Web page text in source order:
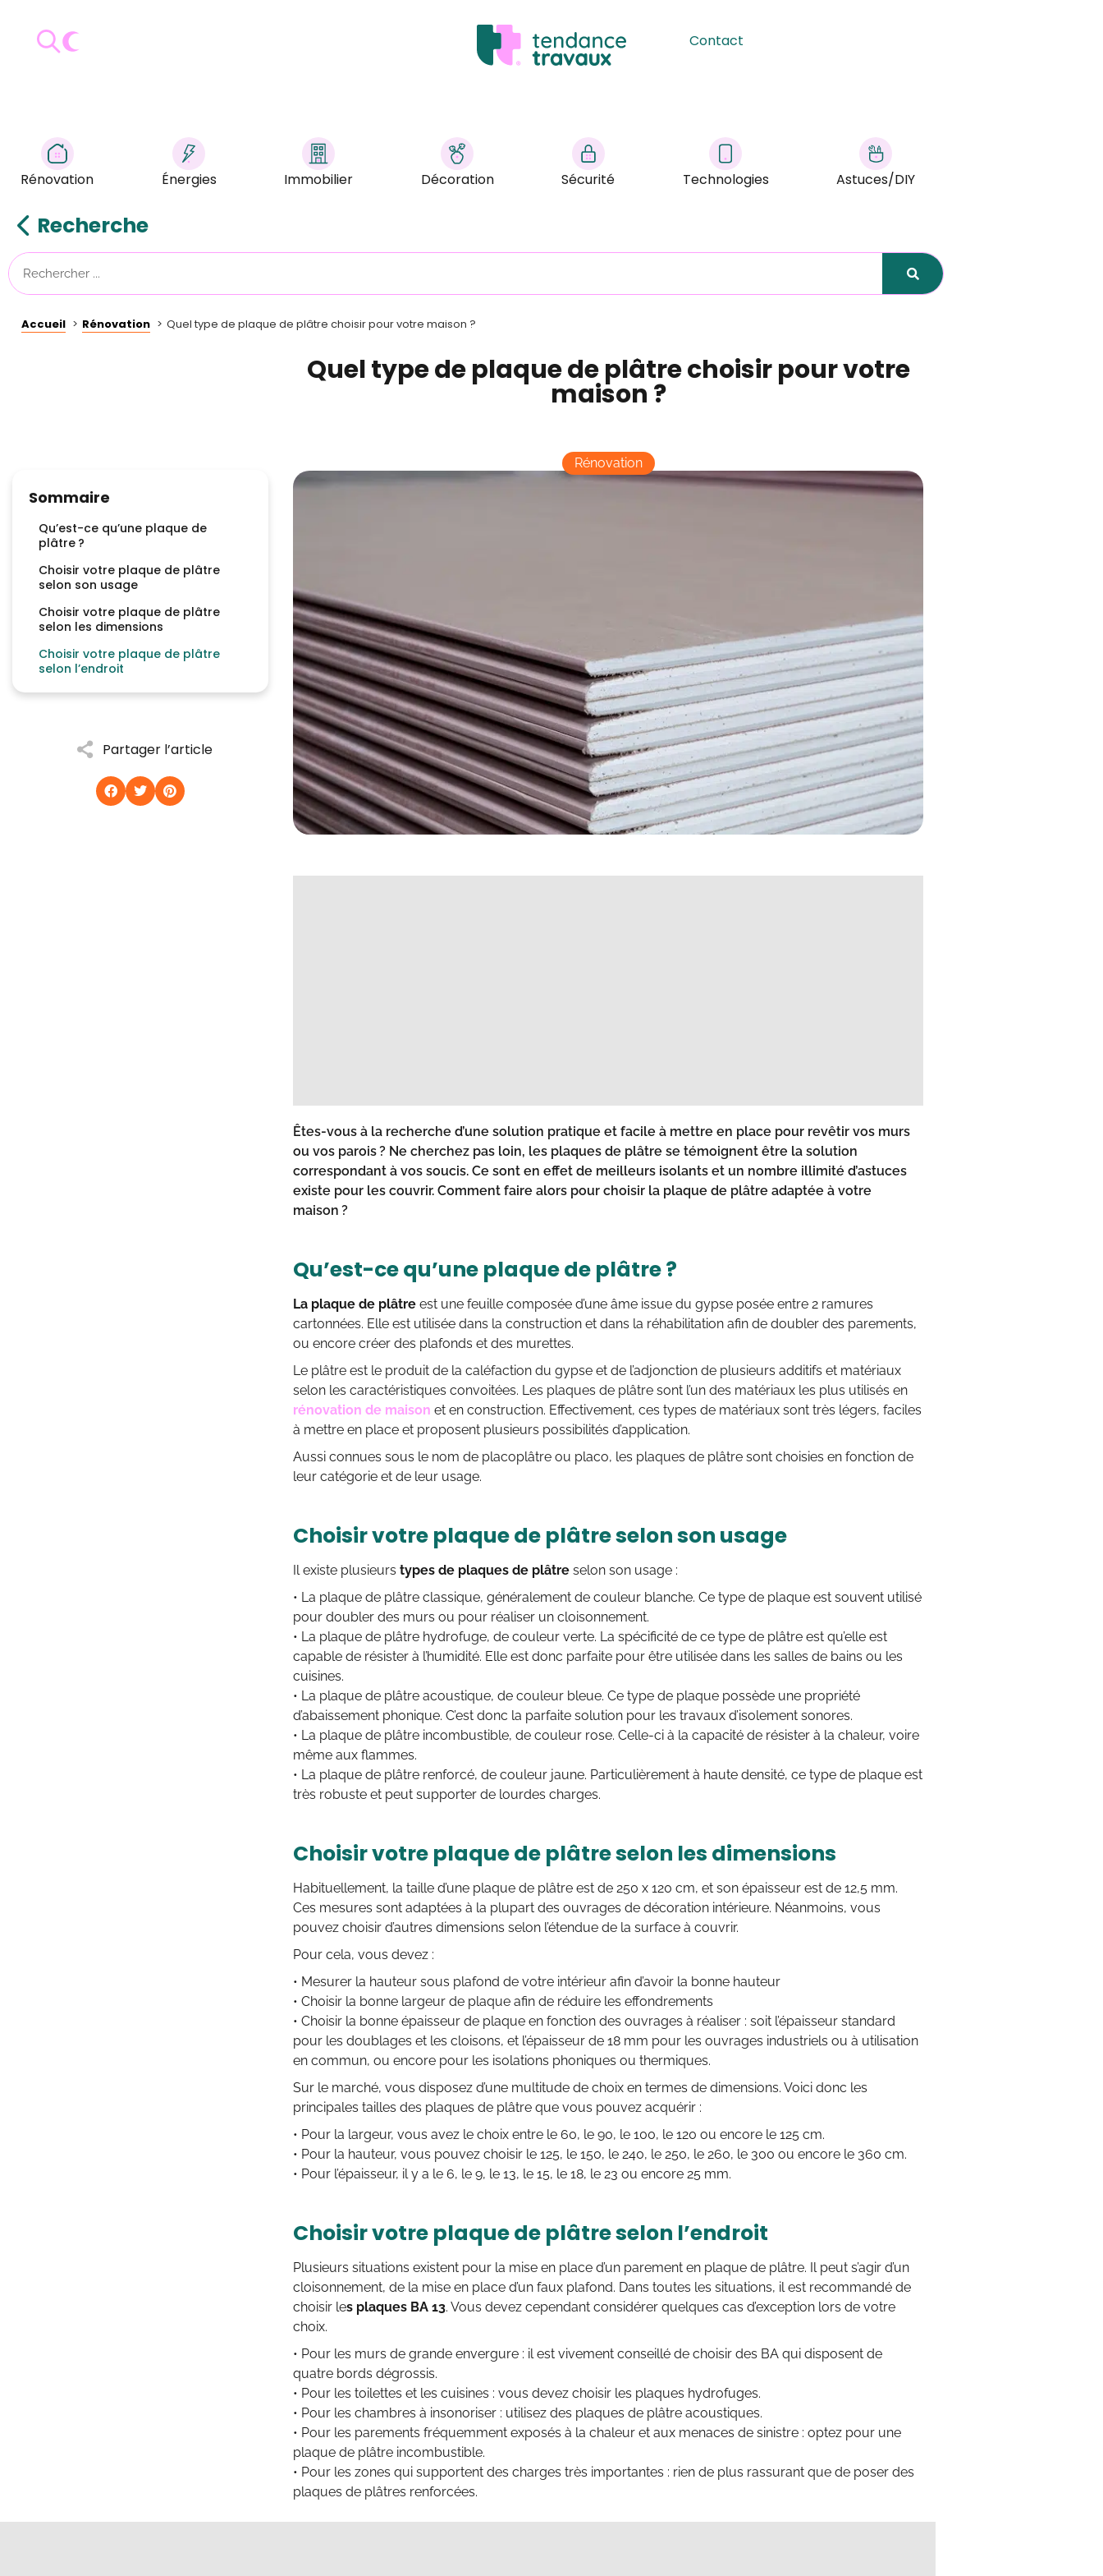
Contact
Rénovation Énergies Immobilier Décoration Sécurité Technologies Astuces/DIY
Recherche
Accueil Rénovation Quel type de plaque de plâtre choisir pour votre maison ?
Sommaire
Qu’est-ce qu’une plaque de
plâtre ?
Choisir votre plaque de plâtre
selon son usage
Choisir votre plaque de plâtre
selon les dimensions
Choisir votre plaque de plâtre
selon l’endroit
Partager l’article
Quel type de plaque de plâtre choisir pour votre
maison ?
Rénovation
Êtes-vous à la recherche d’une solution pratique et facile à mettre en place pour revêtir vos murs
ou vos parois ? Ne cherchez pas loin, les plaques de plâtre se témoignent être la solution
correspondant à vos soucis. Ce sont en effet de meilleurs isolants et un nombre illimité d’astuces
existe pour les couvrir. Comment faire alors pour choisir la plaque de plâtre adaptée à votre
maison ?
Qu’est-ce qu’une plaque de plâtre ?
La plaque de plâtre est une feuille composée d’une âme issue du gypse posée entre 2 ramures
cartonnées. Elle est utilisée dans la construction et dans la réhabilitation afin de doubler des parements,
ou encore créer des plafonds et des murettes.
Le plâtre est le produit de la caléfaction du gypse et de l’adjonction de plusieurs additifs et matériaux
selon les caractéristiques convoitées. Les plaques de plâtre sont l’un des matériaux les plus utilisés en
rénovation de maison et en construction. Effectivement, ces types de matériaux sont très légers, faciles
à mettre en place et proposent plusieurs possibilités d’application.
Aussi connues sous le nom de placoplâtre ou placo, les plaques de plâtre sont choisies en fonction de
leur catégorie et de leur usage.
Choisir votre plaque de plâtre selon son usage
Il existe plusieurs types de plaques de plâtre selon son usage :
• La plaque de plâtre classique, généralement de couleur blanche. Ce type de plaque est souvent utilisé
pour doubler des murs ou pour réaliser un cloisonnement.
• La plaque de plâtre hydrofuge, de couleur verte. La spécificité de ce type de plâtre est qu’elle est
capable de résister à l’humidité. Elle est donc parfaite pour être utilisée dans les salles de bains ou les
cuisines.
• La plaque de plâtre acoustique, de couleur bleue. Ce type de plaque possède une propriété
d’abaissement phonique. C’est donc la parfaite solution pour les travaux d’isolement sonores.
• La plaque de plâtre incombustible, de couleur rose. Celle-ci à la capacité de résister à la chaleur, voire
même aux flammes.
• La plaque de plâtre renforcé, de couleur jaune. Particulièrement à haute densité, ce type de plaque est
très robuste et peut supporter de lourdes charges.
Choisir votre plaque de plâtre selon les dimensions
Habituellement, la taille d’une plaque de plâtre est de 250 x 120 cm, et son épaisseur est de 12,5 mm.
Ces mesures sont adaptées à la plupart des ouvrages de décoration intérieure. Néanmoins, vous
pouvez choisir d’autres dimensions selon l’étendue de la surface à couvrir.
Pour cela, vous devez :
• Mesurer la hauteur sous plafond de votre intérieur afin d’avoir la bonne hauteur
• Choisir la bonne largeur de plaque afin de réduire les effondrements
• Choisir la bonne épaisseur de plaque en fonction des ouvrages à réaliser : soit l’épaisseur standard
pour les doublages et les cloisons, et l’épaisseur de 18 mm pour les ouvrages industriels ou à utilisation
en commun, ou encore pour les isolations phoniques ou thermiques.
Sur le marché, vous disposez d’une multitude de choix en termes de dimensions. Voici donc les
principales tailles des plaques de plâtre que vous pouvez acquérir :
• Pour la largeur, vous avez le choix entre le 60, le 90, le 100, le 120 ou encore le 125 cm.
• Pour la hauteur, vous pouvez choisir le 125, le 150, le 240, le 250, le 260, le 300 ou encore le 360 cm.
• Pour l’épaisseur, il y a le 6, le 9, le 13, le 15, le 18, le 23 ou encore 25 mm.
Choisir votre plaque de plâtre selon l’endroit
Plusieurs situations existent pour la mise en place d’un parement en plaque de plâtre. Il peut s’agir d’un
cloisonnement, de la mise en place d’un faux plafond. Dans toutes les situations, il est recommandé de
choisir les plaques BA 13. Vous devez cependant considérer quelques cas d’exception lors de votre
choix.
• Pour les murs de grande envergure : il est vivement conseillé de choisir des BA qui disposent de
quatre bords dégrossis.
• Pour les toilettes et les cuisines : vous devez choisir les plaques hydrofuges.
• Pour les chambres à insonoriser : utilisez des plaques de plâtre acoustiques.
• Pour les parements fréquemment exposés à la chaleur et aux menaces de sinistre : optez pour une
plaque de plâtre incombustible.
• Pour les zones qui supportent des charges très importantes : rien de plus rassurant que de poser des
plaques de plâtres renforcées.